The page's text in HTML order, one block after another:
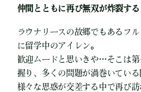
仲間とともに再び無双が炸裂する
ラウナリースの故郷でもあるフ
に留学中のアイレン。
歓迎ムードと思いきや…そこは
握り、多くの問題が渦巻いてい
様々な思惑が交差する中で再び訪